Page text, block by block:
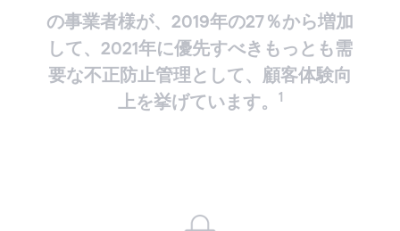
の事業者様が、2019年の27％から増加
して、2021年に優先すべきもっとも需
要な不正防止管理として、顧客体験向
上を挙げています。
1